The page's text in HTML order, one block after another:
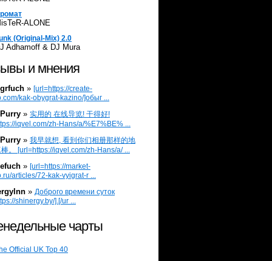
ALONE
(Original-Mix) 2.0
Adhamoff & DJ Mura
и мнения
» [url=https://create-
kak-obygrat-kazino/]обыг ...
» 实用的 在线导览! 干得好!
iqvel.com/zh-Hans/a/%E7%BE% ...
» 我早就想, 看到你们相册那样的地
。 [url=https://iqvel.com/zh-Hans/a/ ...
» [url=https://market-
articles/72-kak-vyigrat-r ...
» Доброго времени суток
shinergy.by/].[/ur ...
чарты
Official UK Top 40